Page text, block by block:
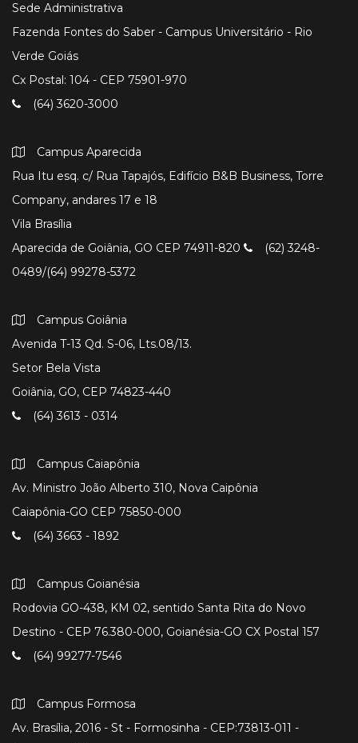
Sede Administrativa
Fazenda Fontes do Saber - Campus Universitário - Rio
Verde Goiás
Cx Postal: 104 - CEP 75901-970
(64) 3620-3000
Campus Aparecida
Rua Itu esq. c/ Rua Tapajós, Edifício B&B Business, Torre
Company, andares 17 e 18
Vila Brasília
Aparecida de Goiânia, GO CEP 74911-820
(62) 3248-
0489/(64) 99278-5372
Campus Goiânia
Avenida T-13 Qd. S-06, Lts.08/13.
Setor Bela Vista
Goiânia, GO, CEP 74823-440
(64) 3613 - 0314
Campus Caiapônia
Av. Ministro João Alberto 310, Nova Caipônia
Caiapônia-GO CEP 75850-000
(64) 3663 - 1892
Campus Goianésia
Rodovia GO-438, KM 02, sentido Santa Rita do Novo
Destino - CEP 76.380-000, Goianésia-GO CX Postal 157
(64) 99277-7546
Campus Formosa
Av. Brasília, 2016 - St - Formosinha - CEP:73813-011 -